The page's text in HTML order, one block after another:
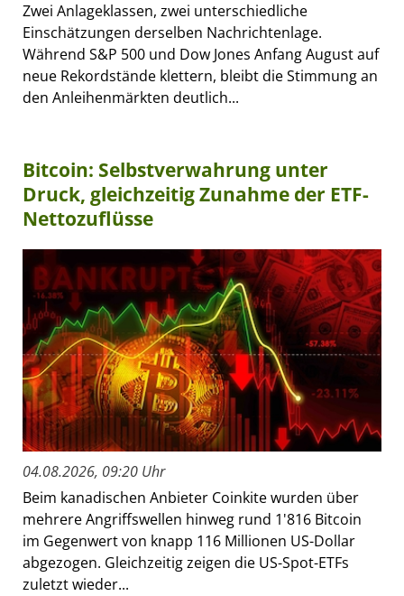
Zwei Anlageklassen, zwei unterschiedliche
Einschätzungen derselben Nachrichtenlage.
Während S&P 500 und Dow Jones Anfang August auf
neue Rekordstände klettern, bleibt die Stimmung an
den Anleihenmärkten deutlich...
Bitcoin: Selbstverwahrung unter
Druck, gleichzeitig Zunahme der ETF-
Nettozuflüsse
04.08.2026, 09:20 Uhr
Beim kanadischen Anbieter Coinkite wurden über
mehrere Angriffswellen hinweg rund 1'816 Bitcoin
im Gegenwert von knapp 116 Millionen US-Dollar
abgezogen. Gleichzeitig zeigen die US-Spot-ETFs
zuletzt wieder...